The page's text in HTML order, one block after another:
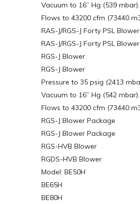
Vacuum to 16” Hg (539 mbar).
Flows to 43200 cfm (73440
RAS-J/RGS-J Forty PSL Blower
RAS-J/RGS-J Forty PSL Blower
RGS-J Blower
RGS-J Blower
Pressure to 35 psig (2413
Vacuum to 16” Hg (542 mbar).
Flows to 43200 cfm (73440
RGS-J Blower Package
RGS-J Blower Package
RGS-HVB Blower
RGDS-HVB Blower
Model: BE50H
BE65H
BE80H